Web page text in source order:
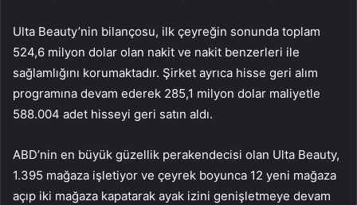
Ulta Beauty’nin bilançosu, ilk çeyreğin sonunda toplam
524,6 milyon dolar olan nakit ve nakit benzerleri ile
sağlamlığını korumaktadır. Şirket ayrıca hisse geri alım
programına devam ederek 285,1 milyon dolar maliyetle
588.004 adet hisseyi geri satın aldı.
ABD’nin en büyük güzellik perakendecisi olan Ulta Beauty,
1.395 mağaza işletiyor ve çeyrek boyunca 12 yeni mağaza
açıp iki mağaza kapatarak ayak izini genişletmeye devam